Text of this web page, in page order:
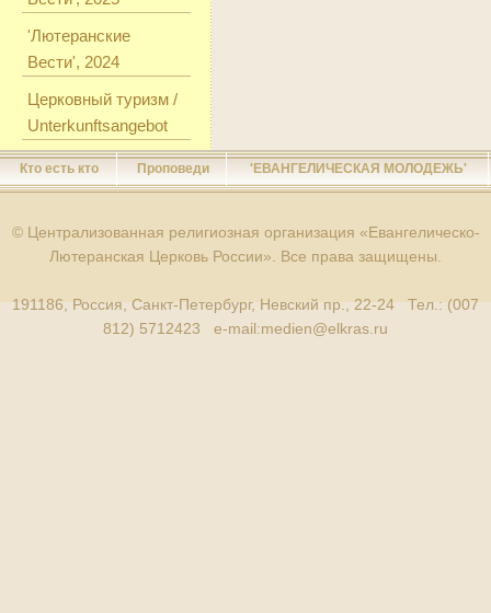
'Лютеранские
Вести', 2024
Церковный туризм /
Unterkunftsangebot
Кто есть кто Проповеди 'ЕВАНГЕЛИЧЕСКАЯ МОЛОДЕЖЬ'
© Централизованная религиозная организация «Евангелическо-
Лютеранская Церковь России». Все права защищены.
191186, Россия, Санкт-Петербург, Невский пр., 22-24 Тел.: (007
812) 5712423 e-mail:medien@elkras.ru